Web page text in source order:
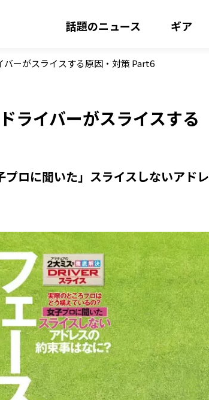
話題のニュース ギア
ーがスライスする原因・対策 Part6
ライバーがスライスする
ロに聞いた」スライスしないアドレ